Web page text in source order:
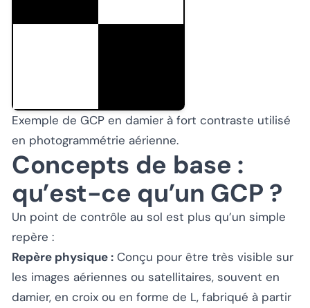
Exemple de GCP en damier à fort contraste utilisé
en photogrammétrie aérienne.
Concepts de base :
qu’est-ce qu’un GCP ?
Un point de contrôle au sol est plus qu’un simple
repère :
Repère physique : Conçu pour être très visible sur
les images aériennes ou satellitaires, souvent en
damier, en croix ou en forme de L, fabriqué à partir